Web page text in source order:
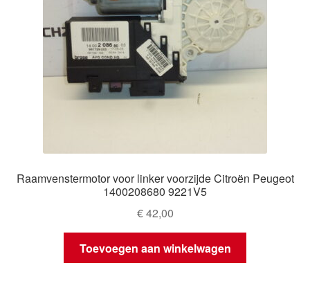
Raamvenstermotor voor linker voorzijde Citroën Peugeot
1400208680 9221V5
€42,00
Toevoegen aan winkelwagen